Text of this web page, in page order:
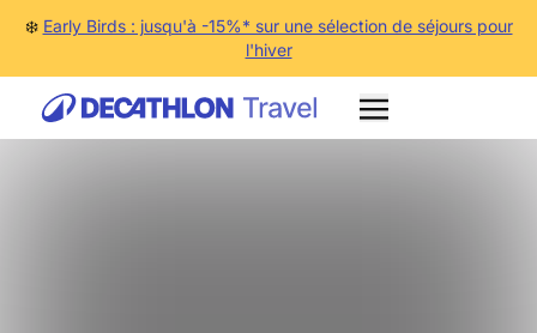
❄️ Early Birds : jusqu'à -15%* sur une sélection de séjours pour
l'hiver